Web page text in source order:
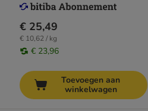
€ 25,49
€ 10,62 / kg
€ 23,96
Toevoegen aan
winkelwagen